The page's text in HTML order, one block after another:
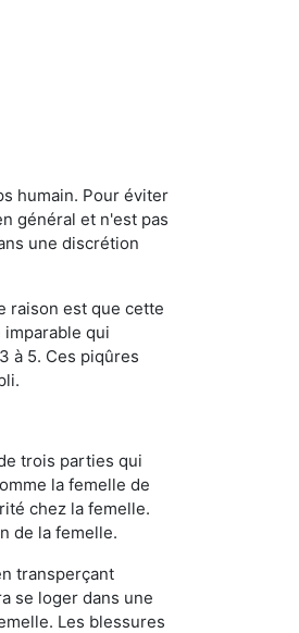
humain. Pour éviter
général et n'est pas
une discrétion
raison est que cette
qui
à 5. Ces piqûres
trois parties qui
la femelle de
chez la femelle.
de la femelle.
transperçant
se loger dans une
Les blessures